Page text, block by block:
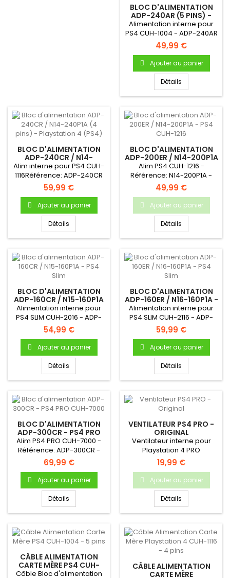
BLOC D'ALIMENTATION
ADP-240AR (5 PINS) -
PLAYSTATION 4 (PS4)
Alimentation interne pour
PS4 CUH-1004 - ADP-240AR
- Bloc d'alimentation neuf
49,99 €
Ajouter au panier
Détails
BLOC D'ALIMENTATION
ADP-240CR / N14-
240P1A (4 PINS) -
PLAYSTATION 4 (PS4)
Alim interne pour PS4 CUH-
1116Référence: ADP-240CR
ou N14-240P1A Produit...
59,99 €
Ajouter au panier
Détails
BLOC D'ALIMENTATION
ADP-200ER / N14-200P1A
- PS4 CUH-1216
Alim PS4 CUH-1216 -
Référence: N14-200P1A -
Produit neuf & original
49,99 €
Ajouter au panier
Détails
BLOC D'ALIMENTATION
ADP-160CR / N15-160P1A
- PS4 SLIM
Alimentation interne pour
PS4 SLIM CUH-2016 - ADP-
160CR / N15-160P1A - Bloc...
54,99 €
Ajouter au panier
Détails
BLOC D'ALIMENTATION
ADP-160ER / N16-160P1A -
PS4 SLIM
Alimentation interne pour
PS4 SLIM CUH-2116 - ADP-
160CR / N16-160P1A - Bloc...
59,99 €
Ajouter au panier
Détails
BLOC D'ALIMENTATION
ADP-300CR - PS4 PRO
CUH-7000
Alim PS4 PRO CUH-7000 -
Référence: ADP-300CR -
Produit neuf & original
69,99 €
Ajouter au panier
Détails
VENTILATEUR PS4 PRO -
ORIGINAL
Ventilateur interne pour
Playstation 4 PRO
19,99 €
Ajouter au panier
Détails
CÂBLE ALIMENTATION
CARTE MÈRE PS4 CUH-
1004 - 5 PINS
Câble Bloc d'alimentation
CÂBLE ALIMENTATION
CARTE MÈRE